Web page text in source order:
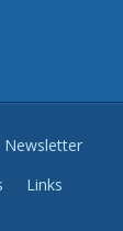
Newsletter
Links